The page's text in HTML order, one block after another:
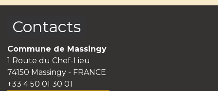
Contacts
Commune de Massingy
1 Route du Chef-Lieu
74150 Massingy - FRANCE
+33 4 50 01 30 01